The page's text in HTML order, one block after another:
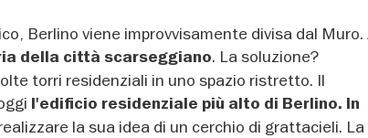
Berlino viene improvvisamente divisa dal Muro.
della città scarseggiano. La soluzione?
torri residenziali in uno spazio ristretto. Il
l'edificio residenziale più alto di Berlino. In
la sua idea di un cerchio di grattacieli. La